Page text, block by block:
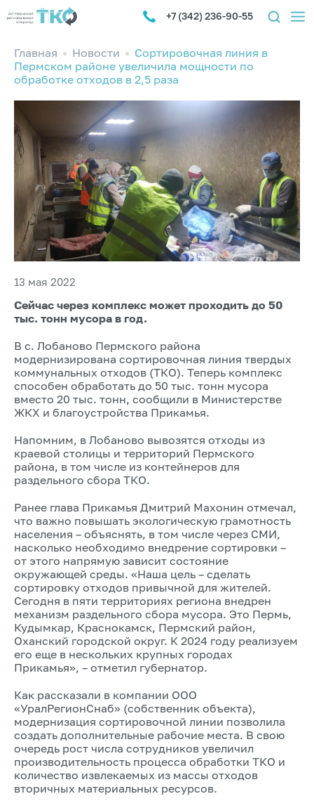
+7 (342) 236-90-55
Главная Новости
Сортировочная линия в
Пермском районе увеличила мощности по
обработке отходов в 2,5 раза
13 мая 2022
Сейчас через комплекс может проходить до 50
тыс. тонн мусора в год.
В с. Лобаново Пермского района
модернизирована сортировочная линия твердых
коммунальных отходов (ТКО). Теперь комплекс
способен обработать до 50 тыс. тонн мусора
вместо 20 тыс. тонн, сообщили в Министерстве
ЖКХ и благоустройства Прикамья.
Напомним, в Лобаново вывозятся отходы из
краевой столицы и территорий Пермского
района, в том числе из контейнеров для
раздельного сбора ТКО.
Ранее глава Прикамья Дмитрий Махонин отмечал,
что важно повышать экологическую грамотность
населения – объяснять, в том числе через СМИ,
насколько необходимо внедрение сортировки –
от этого напрямую зависит состояние
окружающей среды. «Наша цель – сделать
сортировку отходов привычной для жителей.
Сегодня в пяти территориях региона внедрен
механизм раздельного сбора мусора. Это Пермь,
Кудымкар, Краснокамск, Пермский район,
Оханский городской округ. К 2024 году реализуем
его еще в нескольких крупных городах
Прикамья», – отметил губернатор.
Как рассказали в компании ООО
«УралРегионСнаб» (собственник объекта),
модернизация сортировочной линии позволила
создать дополнительные рабочие места. В свою
очередь рост числа сотрудников увеличил
производительность процесса обработки ТКО и
количество извлекаемых из массы отходов
вторичных материальных ресурсов.